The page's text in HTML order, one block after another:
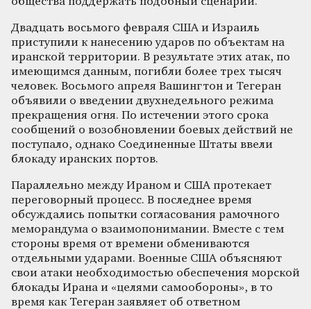
Двадцать восьмого февраля США и Израиль
приступили к нанесению ударов по объектам на
иранской территории. В результате этих атак, по
имеющимся данным, погибли более трех тысяч
человек. Восьмого апреля Вашингтон и Тегеран
объявили о введении двухнедельного режима
прекращения огня. По истечении этого срока
сообщений о возобновлении боевых действий не
поступало, однако Соединенные Штаты ввели
блокаду иранских портов.
Параллельно между Ираном и США протекает
переговорный процесс. В последнее время
обсуждались попытки согласования рамочного
меморандума о взаимопонимании. Вместе с тем
стороны время от времени обмениваются
отдельными ударами. Военные США объясняют
свои атаки необходимостью обеспечения морской
блокады Ирана и «целями самообороны», в то
время как Тегеран заявляет об ответном